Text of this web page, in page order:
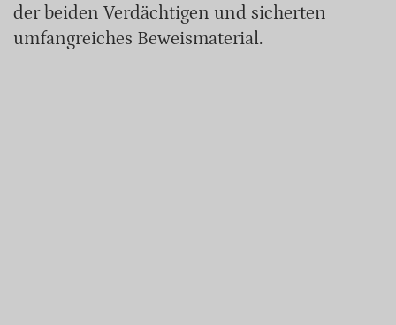
der beiden Verdächtigen und sicherten
umfangreiches Beweismaterial.